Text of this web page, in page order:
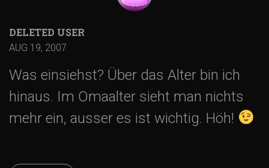
DELETED USER
AUG 19, 2007
Was einsiehst? Über das Alter bin ich
hinaus. Im Omaalter sieht man nichts
mehr ein, ausser es ist wichtig. Höh!